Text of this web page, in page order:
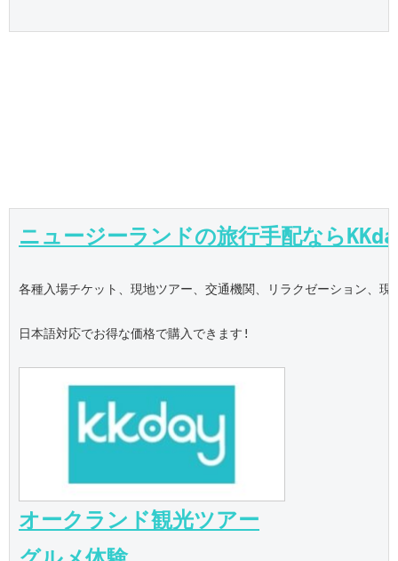
ニュージーランドの旅行手配なら
各種入場チケット、現地ツアー、交通機関、リラクゼーション、現
日本語対応でお得な価格で購入できます!
オークランド観光ツアー